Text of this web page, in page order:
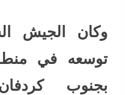
وكان الجيش
توسعه في
بجنوب